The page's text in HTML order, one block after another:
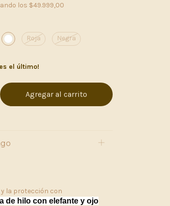
los $49.999,00
Roja Negra
el último!
la protección con
de hilo con elefante y ojo